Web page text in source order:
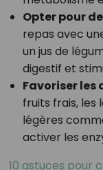
Opter pour
repas avec
un jus de
digestif et
Favoriser
fruits frais, les
légères
activer les
10 astuces pour